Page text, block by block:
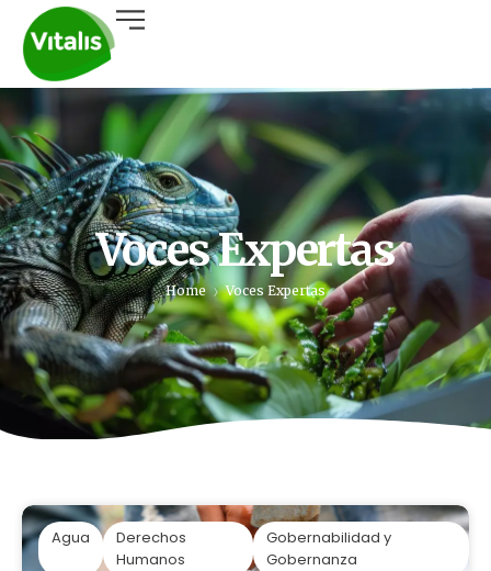
Voces Expertas
Home Voces Expertas
Agua
Derechos
Humanos
Gobernabilidad y
Gobernanza